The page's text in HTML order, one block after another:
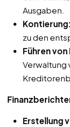
Ausgaben.
Kontierung:
zu den
Führen
Verwaltung
Erstellung